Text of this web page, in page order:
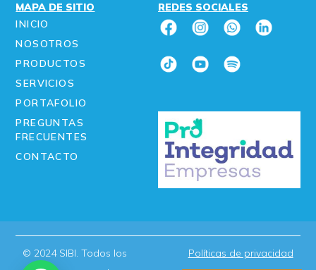
MAPA DE SITIO
INICIO
NOSOTROS
PRODUCTOS
SERVICIOS
PORTAFOLIO
PREGUNTAS
FRECUENTES
CONTACTO
REDES SOCIALES
© 2024 SIBI. Todos los
Políticas de privacidad